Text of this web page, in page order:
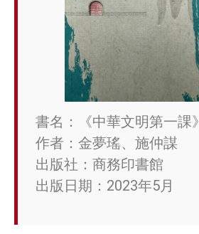
書名：《中華文明第一課》
作者：金夢瑤、施仲謀
出版社：商務印書館
出版日期：2023年5月